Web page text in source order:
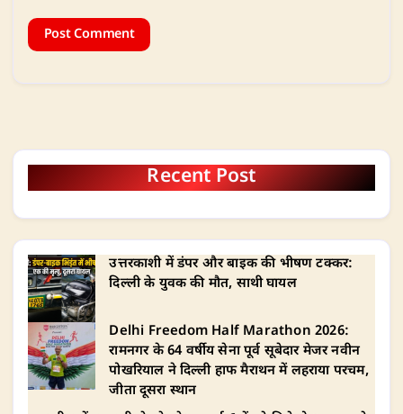
Recent Post
उत्तरकाशी में डंपर और बाइक की भीषण टक्कर:
दिल्ली के युवक की मौत, साथी घायल
Delhi Freedom Half Marathon 2026:
रामनगर के 64 वर्षीय सेना पूर्व सूबेदार मेजर नवीन
पोखरियाल ने दिल्ली हाफ मैराथन में लहराया परचम,
जीता दूसरा स्थान